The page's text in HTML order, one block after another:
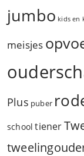
jumbo kids en
meisjes
Plus puber
school tiener